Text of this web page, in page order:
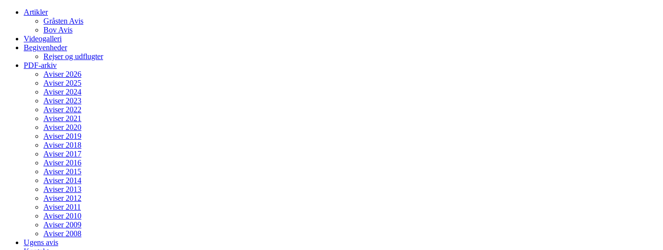
Artikler
Gråsten Avis
Bov Avis
Videogalleri
Begivenheder
Rejser og udflugter
PDF-arkiv
Aviser 2026
Aviser 2025
Aviser 2024
Aviser 2023
Aviser 2022
Aviser 2021
Aviser 2020
Aviser 2019
Aviser 2018
Aviser 2017
Aviser 2016
Aviser 2015
Aviser 2014
Aviser 2013
Aviser 2012
Aviser 2011
Aviser 2010
Aviser 2009
Aviser 2008
Ugens avis